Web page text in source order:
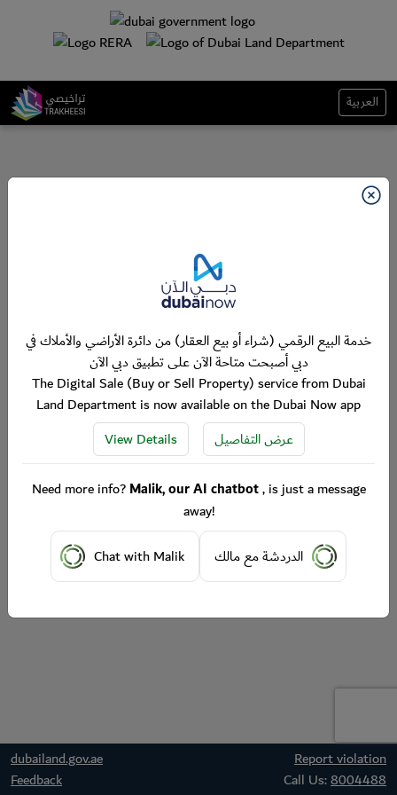
العربية
dubailand.gov.ae
Report violation
Feedback
Call Us:8004488
خدمة البيع الرقمي (شراء أو بيع العقار) من دائرة الأراضي والأملاك في
دبي أصبحت متاحة الآن على تطبيق دبي الآن
The Digital Sale (Buy or Sell Property) service from Dubai
Land Department is now available on the Dubai Now app
View Details
عرض التفاصيل
Need more info?Malik, our AI chatbot, is just a message
away!
Chat with Malik
الدردشة مع مالك